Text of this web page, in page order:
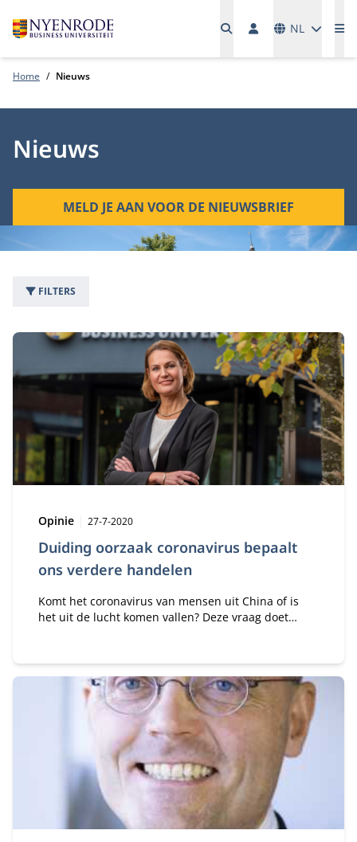
NL
Home Nieuws
Nieuws
MELD JE AAN VOOR DE NIEUWSBRIEF
1542 nieuwsartikelen
Duiding oorzaak coronavirus bepaalt
ons verdere handelen
Type:
Opinie Publicatiedatum:
27-7-2020
Komt het coronavirus van mensen uit China of is
het uit de lucht komen vallen? Deze vraag doet
pandemieën aan.
FILTERS